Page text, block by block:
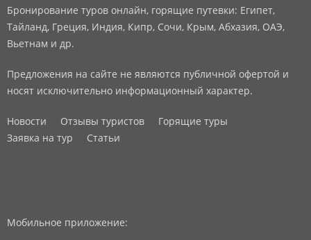
Бронирование туров онлайн, горящие путевки: Египет,
Тайланд, Греция, Индия, Кипр, Сочи, Крым, Абхазия, ОАЭ,
Вьетнам и др.
Предложения на сайте не являются публичной офертой и
носят исключительно информационный характер.
Новости Отзывы туристов
Горящие туры
Заявка на тур
Статьи
Мобильное приложение: